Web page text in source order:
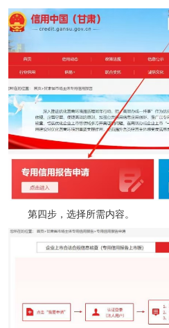
第四步，选择所需内容。